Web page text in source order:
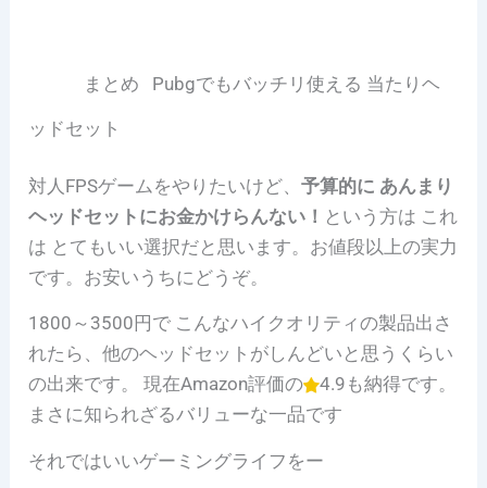
まとめ Pubgでもバッチリ使える 当たりヘ
ッドセット
対人FPSゲームをやりたいけど、予算的に あんまり
ヘッドセットにお金かけらんない！ という方は これ
は とてもいい選択だと思います。お値段以上の実力
です。お安いうちにどうぞ。
1800～3500円で こんなハイクオリティの製品出さ
れたら、他のヘッドセットがしんどいと思うくらい
の出来です。 現在Amazon評価の
4.9も納得です。
まさに知られざるバリューな一品です
それではいいゲーミングライフをー